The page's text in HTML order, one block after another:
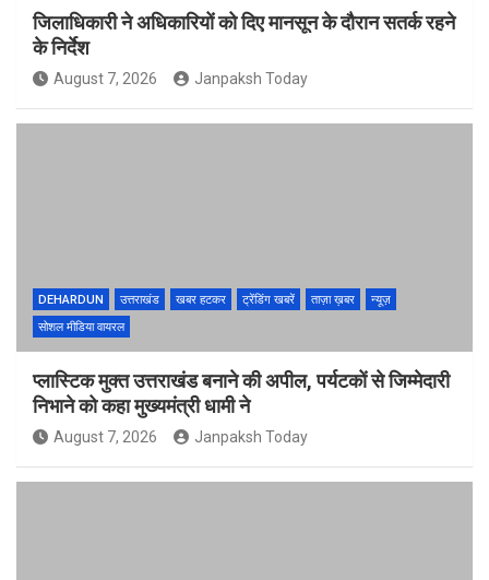
जिलाधिकारी ने अधिकारियों को दिए मानसून के दौरान सतर्क रहने
के निर्देश
August 7, 2026 Janpaksh Today
DEHARDUN उत्तराखंड खबर हटकर ट्रेंडिंग खबरें ताज़ा ख़बर
न्यूज़
सोशल मीडिया वायरल
प्लास्टिक मुक्त उत्तराखंड बनाने की अपील, पर्यटकों से जिम्मेदारी
निभाने को कहा मुख्यमंत्री धामी ने
August 7, 2026 Janpaksh Today